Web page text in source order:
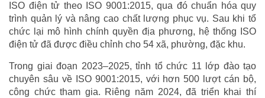
ISO điện tử theo ISO 9001:2015, qua đó chuẩn hóa quy
trình quản lý và nâng cao chất lượng phục vụ. Sau khi tổ
chức lại mô hình chính quyền địa phương, hệ thống ISO
điện tử đã được điều chỉnh cho 54 xã, phường, đặc khu.
Trong giai đoạn 2023–2025, tỉnh tổ chức 11 lớp đào tạo
chuyên sâu về ISO 9001:2015, với hơn 500 lượt cán bộ,
công chức tham gia. Riêng năm 2024, đã triển khai thí